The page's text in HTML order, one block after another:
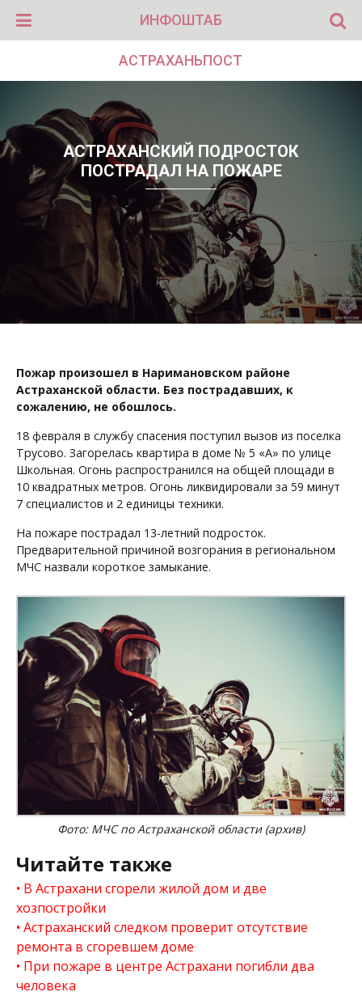
ИНФОШТАБ
АСТРАХАНЬПОСТ
АСТРАХАНСКИЙ ПОДРОСТОК
ПОСТРАДАЛ НА ПОЖАРЕ
Пожар произошел в Наримановском районе
Астраханской области. Без пострадавших, к
сожалению, не обошлось.
18 февраля в службу спасения поступил вызов из поселка
Трусово. Загорелась квартира в доме № 5 «А» по улице
Школьная. Огонь распространился на общей площади в
10 квадратных метров. Огонь ликвидировали за 59 минут
7 специалистов и 2 единицы техники.
На пожаре пострадал 13-летний подросток.
Предварительной причиной возгорания в региональном
МЧС назвали короткое замыкание.
Фото: МЧС по Астраханской области (архив)
Читайте также
В Астрахани сгорели жилой дом и две
хозпостройки
Астраханский следком проверит отсутствие
ремонта в сгоревшем доме
При пожаре в центре Астрахани погибли два
человека